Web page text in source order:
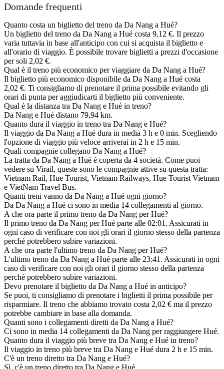
Domande frequenti
Quanto costa un biglietto del treno da Da Nang a Hué?
Un biglietto del treno da Da Nang a Hué costa 9,12 €. Il prezzo
varia tuttavia in base all'anticipo con cui si acquista il biglietto e
all'orario di viaggio. È possibile trovare biglietti a prezzi d'occasione
per soli 2,02 €.
Qual è il treno più economico per viaggiare da Da Nang a Hué?
Il biglietto più economico disponibile da Da Nang a Hué costa
2,02 €. Ti consigliamo di prenotare il prima possibile evitando gli
orari di punta per aggiudicarti il biglietto più conveniente.
Qual è la distanza tra Da Nang e Hué in treno?
Da Nang e Hué distano 79,94 km.
Quanto dura il viaggio in treno tra Da Nang e Hué?
Il viaggio da Da Nang a Hué dura in media 3 h e 0 min. Scegliendo
l'opzione di viaggio più veloce arriverai in 2 h e 15 min.
Quali compagnie collegano Da Nang a Hué?
La tratta da Da Nang a Hué è coperta da 4 società. Come puoi
vedere su Virail, queste sono le compagnie attive su questa tratta:
Vietnam Rail, Hue Tourist, Vietnam Railways, Hue Tourist Vietnam
e VietNam Travel Bus.
Quanti treni vanno da Da Nang a Hué ogni giorno?
Da Da Nang a Hué ci sono in media 14 collegamenti al giorno.
A che ora parte il primo treno da Da Nang per Hué?
Il primo treno da Da Nang per Hué parte alle 02:01. Assicurati in
ogni caso di verificare con noi gli orari il giorno stesso della partenza
perché potrebbero subire variazioni.
A che ora parte l'ultimo treno da Da Nang per Hué?
L'ultimo treno da Da Nang a Hué parte alle 23:41. Assicurati in ogni
caso di verificare con noi gli orari il giorno stesso della partenza
perché potrebbero subire variazioni.
Devo prenotare il biglietto da Da Nang a Hué in anticipo?
Se puoi, ti consigliamo di prenotare i biglietti il prima possibile per
risparmiare. Il treno che abbiamo trovato costa 2,02 € ma il prezzo
potrebbe cambiare in base alla domanda.
Quanti sono i collegamenti diretti da Da Nang a Hué?
Ci sono in media 14 collegamenti da Da Nang per raggiungere Hué.
Quanto dura il viaggio più breve tra Da Nang e Hué in treno?
Il viaggio in treno più breve tra Da Nang e Hué dura 2 h e 15 min.
C'è un treno diretto tra Da Nang e Hué?